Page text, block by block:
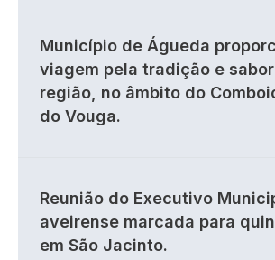
Município de Águeda
viagem pela tradição e
região, no âmbito do
do Vouga.
Reunião do Executivo
aveirense marcada para
em São Jacinto.